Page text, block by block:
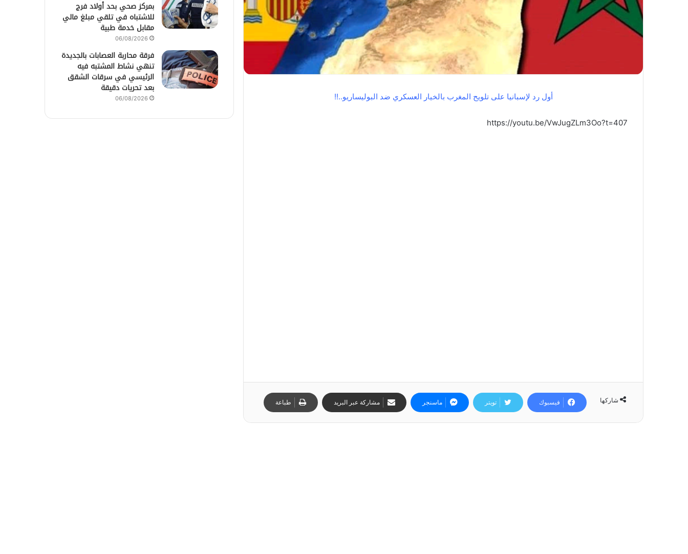
أول رد لإسبانيا على تلويح المغرب بالخيار العسكري ضد البوليساريو..!!
https://youtu.be/VwJugZLm3Oo?t=407
شاركها فيسبوك تويتر ماسنجر مشاركة عبر البريد طباعة
بمركز صحي بحد أولاد فرج
للاشتباه في تلقي مبلغ مالي
مقابل خدمة طبية
06/08/2026
فرقة محاربة العصابات بالجديدة
تنهي نشاط المشتبه فيه
الرئيسي في سرقات الشقق
بعد تحريات دقيقة
06/08/2026